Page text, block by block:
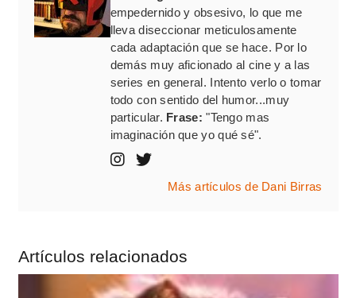
empedernido y obsesivo, lo que me
lleva diseccionar meticulosamente
cada adaptación que se hace. Por lo
demás muy aficionado al cine y a las
series en general. Intento verlo o tomar
todo con sentido del humor...muy
particular. Frase: "Tengo mas
imaginación que yo qué sé".
Más artículos de Dani Birras
Artículos relacionados